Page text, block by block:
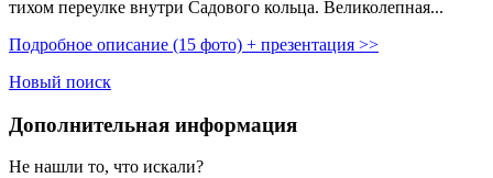
тихом переулке внутри Садового кольца. Великолепная...
Подробное описание (15 фото) + презентация >>
Новый поиск
Дополнительная информация
Не нашли то, что искали?